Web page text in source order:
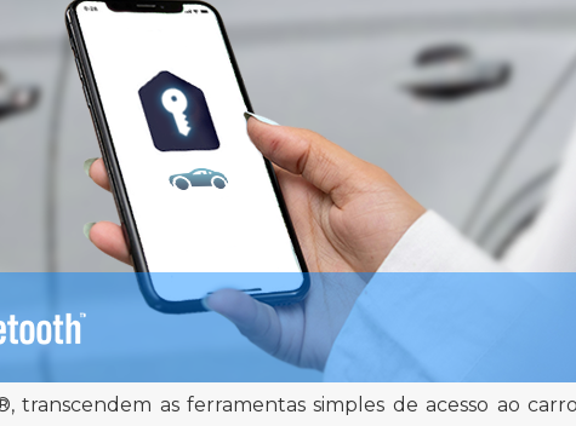
transcendem as ferramentas simples de acesso ao